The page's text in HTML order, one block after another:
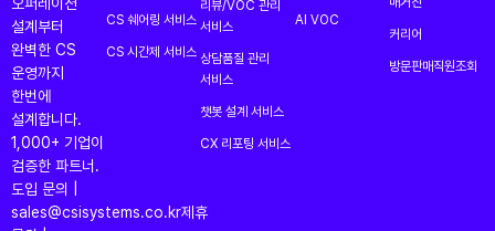
오퍼레이션
설계부터
완벽한 CS
운영까지
한번에
설계합니다.
1,000+ 기업이
검증한 파트너.
도입 문의 |
sales@csisystems.co.kr제휴
CS 쉐어링 서비스
CS 시간제 서비스
리뷰/VOC 관리
서비스
상담품질 관리
서비스
챗봇 설계 서비스
CX 리포팅 서비스
AI VOC
커리어
방문판매직원조회